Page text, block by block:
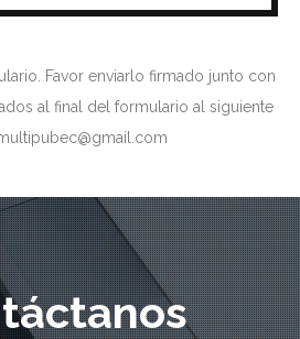
Favor enviarlo firmado junto con
al final del formulario al siguiente